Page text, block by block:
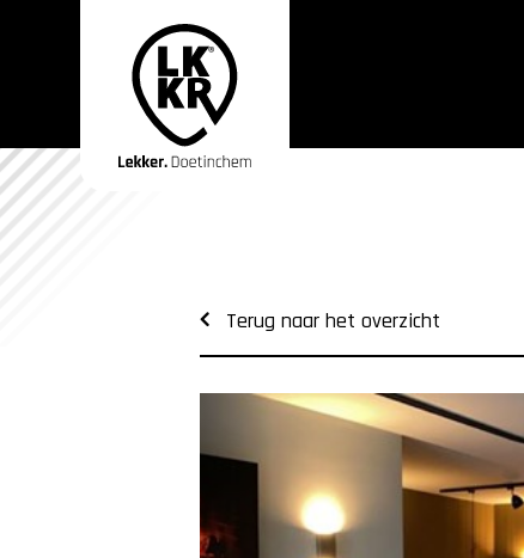
Terug naar het overzicht